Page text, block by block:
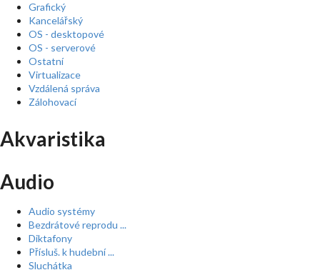
Grafický
Kancelářský
OS - desktopové
OS - serverové
Ostatní
Virtualizace
Vzdálená správa
Zálohovací
Akvaristika
Audio
Audio systémy
Bezdrátové reprodu ...
Diktafony
Přísluš. k hudební ...
Sluchátka